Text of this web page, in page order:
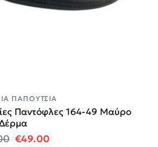
ΠΑΠΟΎΤΣΙΑ
Παντόφλες 164-49 Μαύρο
Original price was: €69.00.
€49.00Η τρέχουσα τιμή